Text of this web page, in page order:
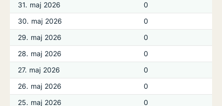
31. maj 2026
0
30. maj 2026
0
29. maj 2026
0
28. maj 2026
0
27. maj 2026
0
26. maj 2026
0
25. maj 2026
0